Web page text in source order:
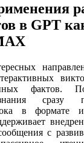
в GPT
фактов.
сразу
в формате
с